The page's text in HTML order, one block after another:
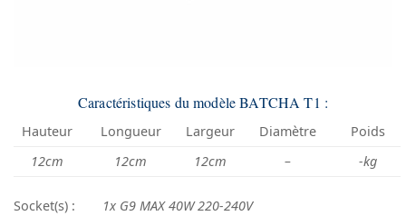
Caractéristiques du modèle BATCHA T1 :
Hauteur Longueur Largeur Diamètre
Poids
12cm
12cm 12cm – -kg
Socket(s) : 1x G9 MAX 40W 220-240V